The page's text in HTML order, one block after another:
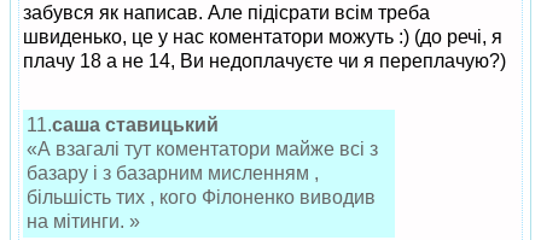
забувся як написав. Але підісрати всім треба
швиденько, це у нас коментатори можуть :) (до речі, я
плачу 18 а не 14, Ви недоплачуєте чи я переплачую?)
11.саша ставицький
«А взагалі тут коментатори майже всі з
базару і з базарним мисленням ,
більшість тих , кого Філоненко виводив
на мітинги. »